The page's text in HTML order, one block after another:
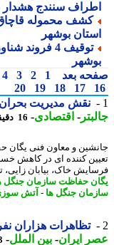
سنندج هشدار داد
بوشهر
توقیف 4 فروند
بعد
1
2
3
4
5
17
18
19
20
نقش مدیریت بحران
-اقتصادی-16 دقیقه پیش - شنبه 17 مرداد 1405، 20:32
و معاون فنی یگان
کننده ای در کاهش
خاک، بیابان زایی،
حفاظت سازمان جنگل ها-
جنگل ها- آتش سوزی
تظاهرات هزاران
ایران- بین الملل-43 دقیقه پیش - شنبه 17 مرداد 1405، 20:05